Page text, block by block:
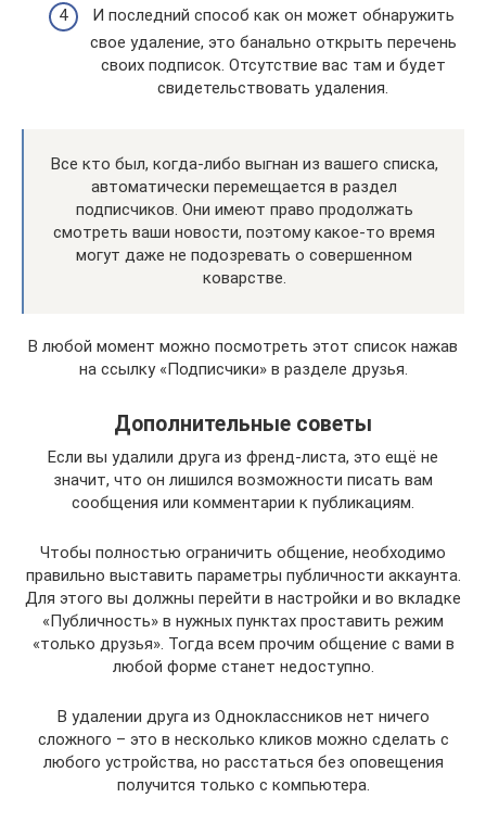
И последний способ как он может обнаружить
свое удаление, это банально открыть перечень
своих подписок. Отсутствие вас там и будет
свидетельствовать удаления.
Все кто был, когда-либо выгнан из вашего списка,
автоматически перемещается в раздел
подписчиков. Они имеют право продолжать
смотреть ваши новости, поэтому какое-то время
могут даже не подозревать о совершенном
коварстве.
В любой момент можно посмотреть этот список нажав
на ссылку «Подписчики» в разделе друзья.
Дополнительные советы
Если вы удалили друга из френд-листа, это ещё не
значит, что он лишился возможности писать вам
сообщения или комментарии к публикациям.
Чтобы полностью ограничить общение, необходимо
правильно выставить параметры публичности аккаунта.
Для этого вы должны перейти в настройки и во вкладке
«Публичность» в нужных пунктах проставить режим
«только друзья». Тогда всем прочим общение с вами в
любой форме станет недоступно.
В удалении друга из Одноклассников нет ничего
сложного – это в несколько кликов можно сделать с
любого устройства, но расстаться без оповещения
получится только с компьютера.